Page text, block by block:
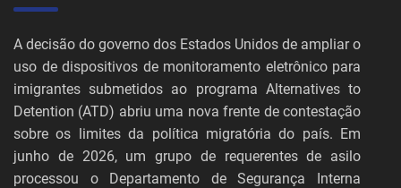
A decisão do governo dos Estados Unidos de ampliar o
uso de dispositivos de monitoramento eletrônico para
imigrantes submetidos ao programa Alternatives to
Detention (ATD) abriu uma nova frente de contestação
sobre os limites da política migratória do país. Em
junho de 2026, um grupo de requerentes de asilo
processou o Departamento de Segurança Interna